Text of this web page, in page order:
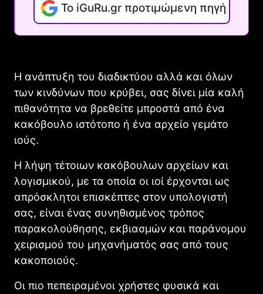
Το iGuRu.gr προτιμώμενη πηγή
Η ανάπτυξη του διαδικτύου αλλά και όλων
των κινδύνων που κρύβει, σας δίνει μία καλή
πιθανότητα να βρεθείτε μπροστά από ένα
κακόβουλο ιστότοπο ή ένα αρχείο γεμάτο
ιούς.
Η λήψη τέτοιων κακόβουλων αρχείων και
λογισμικού, με τα οποία οι ιοί έρχονται ως
απρόσκλητοι επισκέπτες στον υπολογιστή
σας, είναι ένας συνηθισμένος τρόπος
παρακολούθησης, εκβιασμών και παράνομου
χειρισμού του μηχανήματός σας από τους
κακοποιούς.
Οι πιο πεπειραμένοι χρήστες φυσικά και